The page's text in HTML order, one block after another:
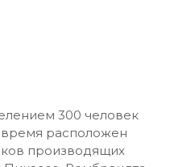
300 человек
время расположен
производящих